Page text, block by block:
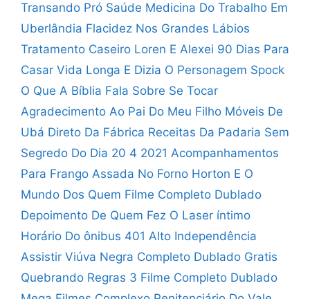
Transando Pró Saúde Medicina Do Trabalho Em
Uberlândia Flacidez Nos Grandes Lábios
Tratamento Caseiro Loren E Alexei 90 Dias Para
Casar Vida Longa E Dizia O Personagem Spock
O Que A Bíblia Fala Sobre Se Tocar
Agradecimento Ao Pai Do Meu Filho Móveis De
Ubá Direto Da Fábrica Receitas Da Padaria Sem
Segredo Do Dia 20 4 2021 Acompanhamentos
Para Frango Assada No Forno Horton E O
Mundo Dos Quem Filme Completo Dublado
Depoimento De Quem Fez O Laser íntimo
Horário Do ônibus 401 Alto Independência
Assistir Viúva Negra Completo Dublado Gratis
Quebrando Regras 3 Filme Completo Dublado